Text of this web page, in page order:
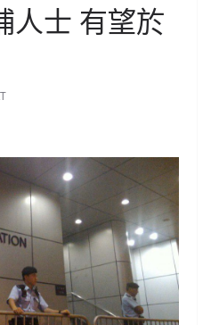
人士 有望於